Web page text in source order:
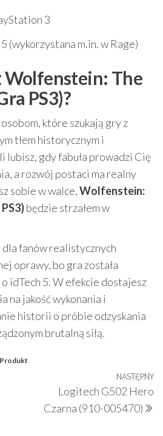
3
(wykorzystana m.in. w Rage)
Wolfenstein: The
PS3)?
które szukają gry z
tłem historycznym i
lubisz, gdy fabuła prowadzi Cię
a rozwój postaci ma realny
sobie w walce,Wolfenstein:
będzie strzałem w
fanów realistycznych
oprawy, bo gra została
idTech 5. W efekcie dostajesz
na jakość wykonania i
historii o próbie odzyskania
brutalną siłą.
Produkt
NASTĘPNY
Logitech G502 Hero
Czarna (910-005470)